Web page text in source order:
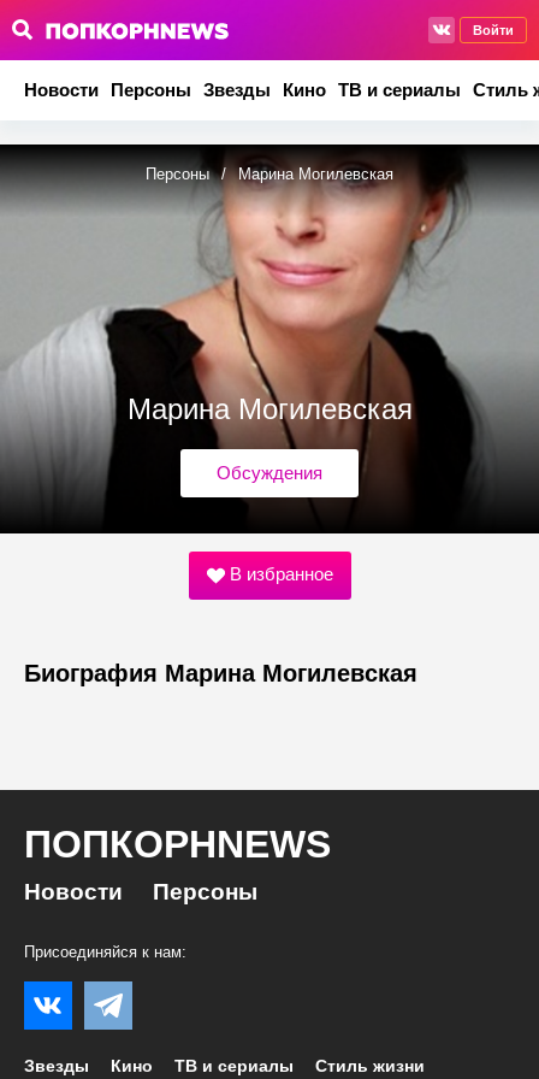
Войти
Новости Персоны Звезды Кино ТВ и сериалы Стиль
Персоны / Марина Могилевская
Марина Могилевская
Обсуждения
В избранное
Биография Марина Могилевская
ПОПКОРНNEWS
Новости Персоны
Присоединяйся к нам:
Звезды Кино ТВ и сериалы Стиль жизни